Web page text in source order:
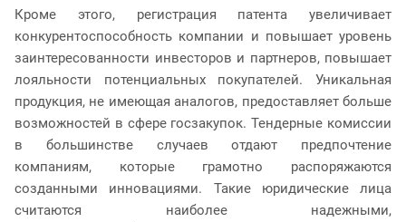
Кроме этого, регистрация патента увеличивает
конкурентоспособность компании и повышает уровень
заинтересованности инвесторов и партнеров, повышает
лояльности потенциальных покупателей. Уникальная
продукция, не имеющая аналогов, предоставляет больше
возможностей в сфере госзакупок. Тендерные комиссии
в большинстве случаев отдают предпочтение
компаниям, которые грамотно распоряжаются
созданными инновациями. Такие юридические лица
считаются наиболее надежными,